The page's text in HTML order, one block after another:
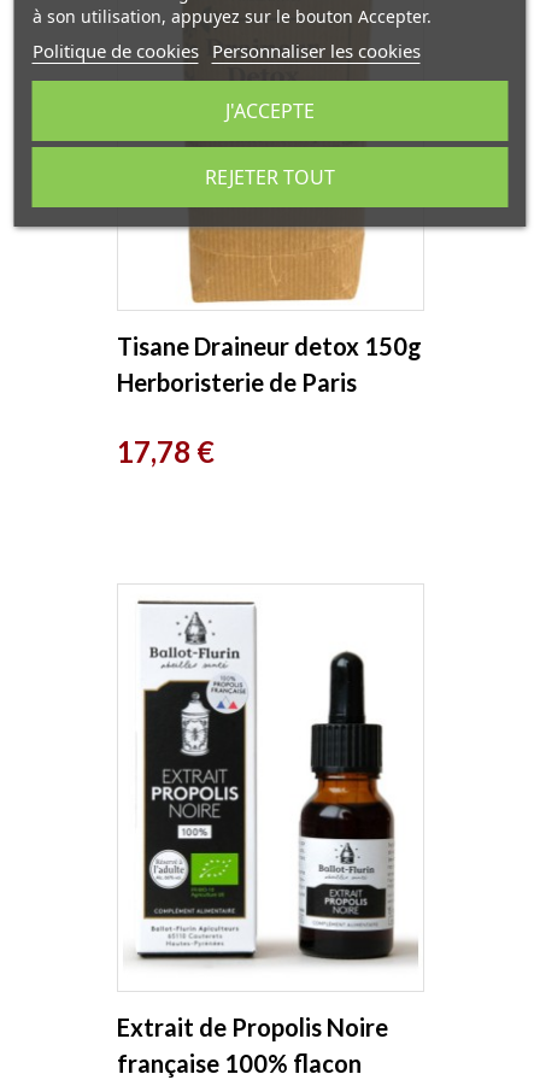
Tisane Draineur detox 150g
Herboristerie de Paris
Prix
17,78 €
Extrait de Propolis Noire
française 100% flacon
à son utilisation, appuyez sur le bouton Accepter.
Politique de cookies Personnaliser les cookies
REJETER TOUT
J'ACCEPTE